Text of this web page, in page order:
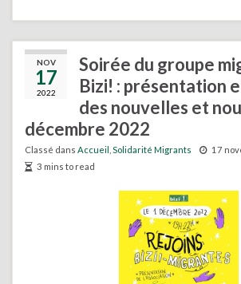
NOV
17
2022
Soirée du groupe
Bizi! : présentation
des nouvelles et
décembre 2022
Classé dans Accueil Solidarité Migrants
17
3 mins to read